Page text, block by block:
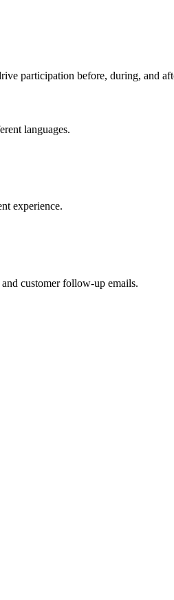
participation before, during, and
languages.
experience.
customer follow-up emails.